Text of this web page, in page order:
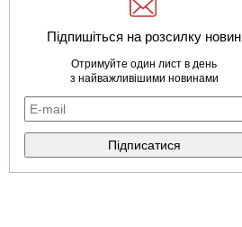
Підпишіться на розсилку новин
Отримуйте один лист в день
з найважливішими новинами